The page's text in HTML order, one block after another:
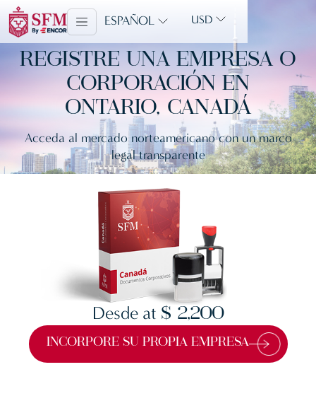
ESPAÑOL USD
REGISTRE UNA EMPRESA O
CORPORACIÓN EN
ONTARIO, CANADÁ
Acceda al mercado norteamericano con un marco
legal transparente
Desde at $ 2,200
INCORPORE SU PROPIA EMPRESA